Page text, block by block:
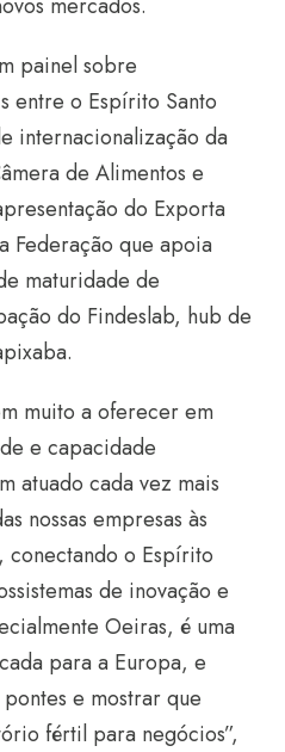
painel sobre
entre o Espírito Santo
internacionalização da
de Alimentos e
do Exporta
Federação que apoia
maturidade de
do Findeslab, hub de
muito a oferecer em
e capacidade
atuado cada vez mais
nossas empresas às
conectando o Espírito
de inovação e
Oeiras, é uma
para a Europa, e
e mostrar que
fértil para negócios”,